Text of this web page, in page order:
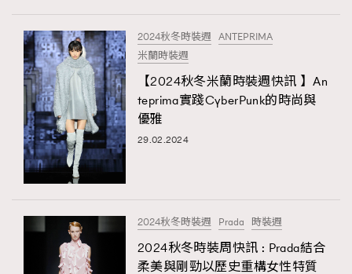
2024秋冬時裝週 ANTEPRIMA
米蘭時裝週
【2024秋冬米蘭時裝週快訊 】An
teprima實踐CyberPunk的時尚與
優雅
29.02.2024
2024秋冬時裝週 Prada 時裝週
2024秋冬時裝周快訊 : Prada結合
柔美與剛勁以歷史重構女性特質